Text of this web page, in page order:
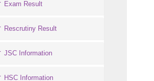
Exam Result
Rescrutiny Result
JSC Information
HSC Information